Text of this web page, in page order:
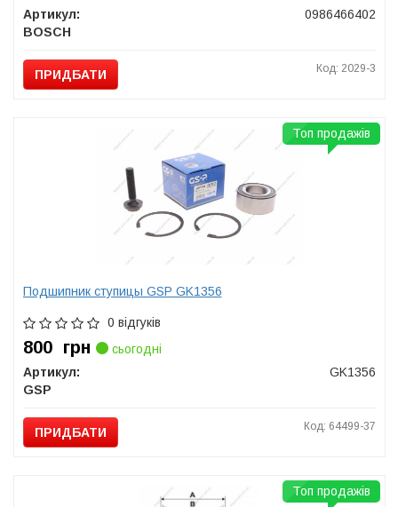
Артикул:
0986466402
BOSCH
ПРИДБАТИ Код: 2029-3
Подшипник ступицы GSP GK1356
0 відгуків
800 грн
сьогодні
Артикул:
GK1356
GSP
ПРИДБАТИ Код: 64499-37
Топ продажів
Топ продажів